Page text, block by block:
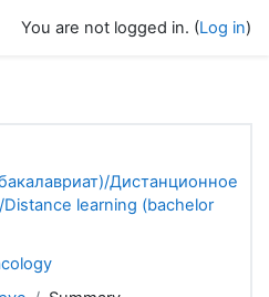
You are not logged in. (Log in)
Дистанционное
learning (bachelor